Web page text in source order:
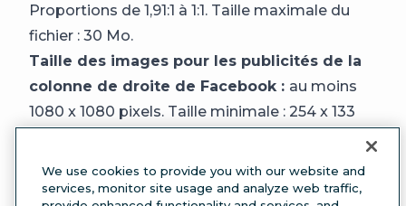
Proportions de 1,91:1 à 1:1. Taille maximale du
fichier : 30 Mo.
Taille des images pour les publicités de la
colonne de droite de Facebook : au moins
1080 x 1080 pixels. Taille minimale : 254 x 133
type de publicité n’apparaît que sur ordinateur).
Taille des images pour les Instant Articles
We use cookies to provide you with our website and
services, monitor site usage and analyze web traffic,